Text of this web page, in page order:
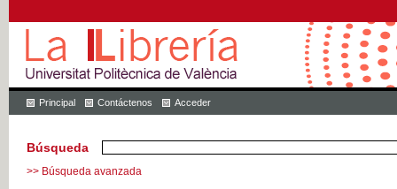
Principal Contáctenos Acceder
Búsqueda
>> Búsqueda avanzada